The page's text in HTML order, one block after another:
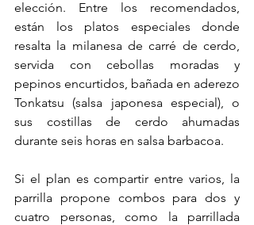
elección. Entre los recomendados,
están los platos especiales donde
resalta la milanesa de carré de cerdo,
servida con cebollas moradas y
pepinos encurtidos, bañada en aderezo
Tonkatsu (salsa japonesa especial), o
sus costillas de cerdo ahumadas
durante seis horas en salsa barbacoa.
Si el plan es compartir entre varios, la
parrilla propone combos para dos y
cuatro personas, como la parrillada